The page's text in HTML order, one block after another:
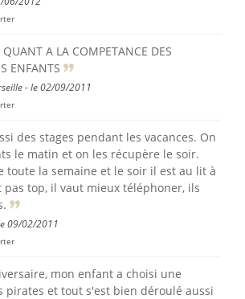
A LA COMPETANCE DES
ENFANTS
- le 02/09/2011
des stages pendant les vacances. On
le matin et on les récupère le soir.
toute la semaine et le soir il est au lit à
pas top, il vaut mieux téléphoner, ils
09/02/2011
mon enfant a choisi une
pirates et tout s'est bien déroulé aussi